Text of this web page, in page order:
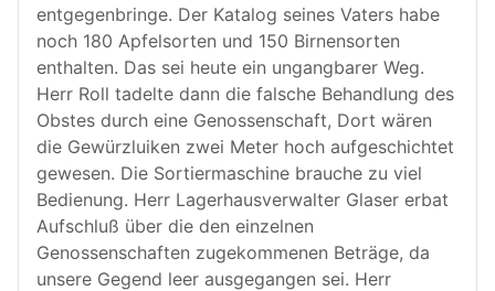
entgegenbringe. Der Katalog seines Vaters habe
noch 180 Apfelsorten und 150 Birnensorten
enthalten. Das sei heute ein ungangbarer Weg.
Herr Roll tadelte dann die falsche Behandlung des
Obstes durch eine Genossenschaft, Dort wären
die Gewürzluiken zwei Meter hoch aufgeschichtet
gewesen. Die Sortiermaschine brauche zu viel
Bedienung. Herr Lagerhausverwalter Glaser erbat
Aufschluß über die den einzelnen
Genossenschaften zugekommenen Beträge, da
unsere Gegend leer ausgegangen sei. Herr